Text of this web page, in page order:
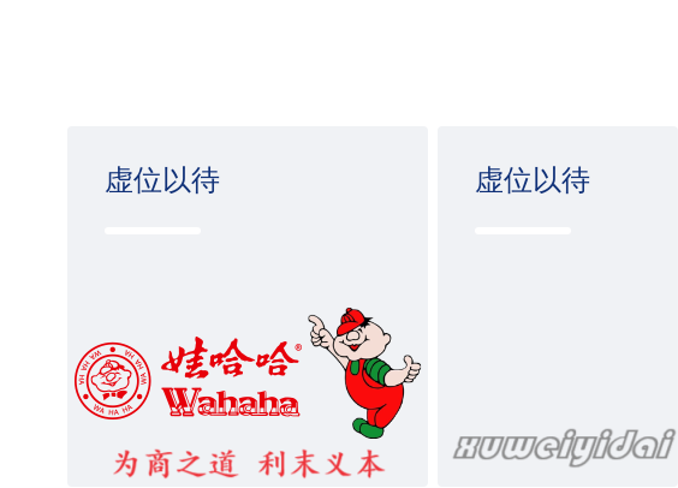
虚位以待 虚位以待